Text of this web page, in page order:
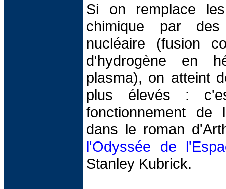
Si on remplace
chimique par
nucléaire (fusion
d'hydrogène en
plasma), on atteint
plus élevés :
fonctionnement de
dans le roman
l'Odyssée de
Stanley Kubrick.